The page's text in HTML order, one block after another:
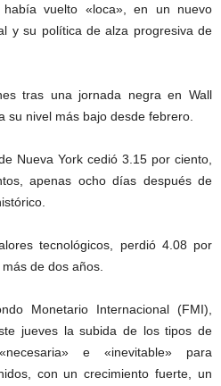
vuelto «loca», en un nuevo
y su política de alza progresiva de
tras una jornada negra en Wall
su nivel más bajo desde febrero.
Nueva York cedió 3.15 por ciento,
apenas ocho días después de
tecnológicos, perdió 4.08 por
de dos años.
Monetario Internacional (FMI),
jueves la subida de los tipos de
e «inevitable» para
con un crecimiento fuerte, un